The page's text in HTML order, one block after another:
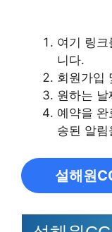
여기 링
니다.
회원가입
원하는
예약을
송된 알
설해원